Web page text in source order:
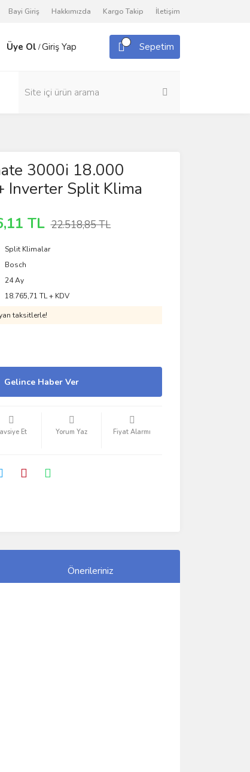
Bayi Giriş Hakkımızda Kargo Takip İletişim
Üye Ol /Giriş Yap Sepetim
3000i 18.000
Inverter Split Klima
TL 22.518,85 TL
Split Klimalar
Bosch
24 Ay
18.765,71 TL + KDV
taksitlerle!
Gelince Haber Ver
Et Yorum Yaz Fiyat Alarmı
Önerileriniz